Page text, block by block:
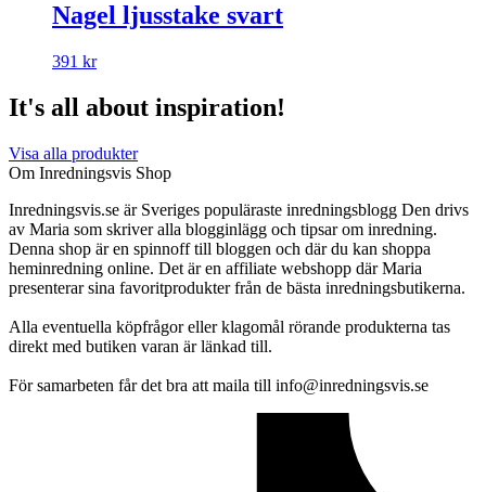
Nagel ljusstake svart
391 kr
It's all about inspiration!
Visa alla produkter
Om Inredningsvis Shop
Inredningsvis.se är Sveriges populäraste inredningsblogg Den drivs
av Maria som skriver alla blogginlägg och tipsar om inredning.
Denna shop är en spinnoff till bloggen och där du kan shoppa
heminredning online. Det är en affiliate webshopp där Maria
presenterar sina favoritprodukter från de bästa inredningsbutikerna.
Alla eventuella köpfrågor eller klagomål rörande produkterna tas
direkt med butiken varan är länkad till.
För samarbeten får det bra att maila till info@inredningsvis.se